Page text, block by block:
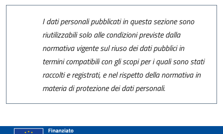
I dati personali pubblicati in questa sezione sono
riutilizzabili solo alle condizioni previste dalla
normativa vigente sul riuso dei dati pubblici in
termini compatibili con gli scopi per i quali sono stati
raccolti e registrati, e nel rispetto della normativa in
materia di protezione dei dati personali.